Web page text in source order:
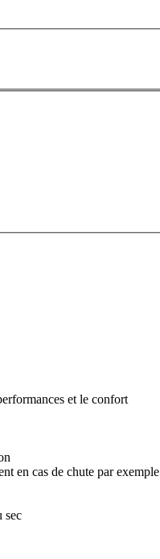
et le confort
en cas de chute par exemple
sec